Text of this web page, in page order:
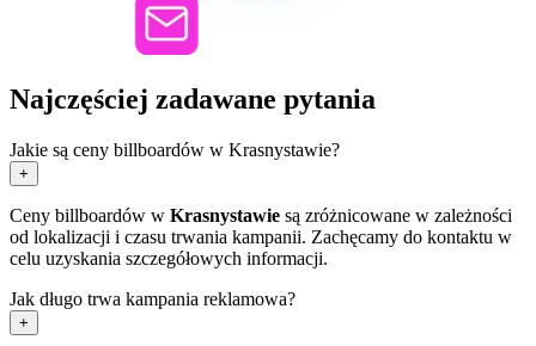
Najczęściej zadawane pytania
Jakie są ceny billboardów w Krasnystawie?
+
Ceny billboardów w Krasnystawie są zróżnicowane w zależności
od lokalizacji i czasu trwania kampanii. Zachęcamy do kontaktu w
celu uzyskania szczegółowych informacji.
Jak długo trwa kampania reklamowa?
+